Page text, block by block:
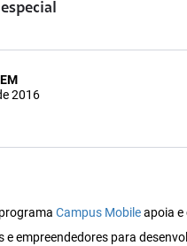
2016
Campus Mobileapoia
e empreendedores para